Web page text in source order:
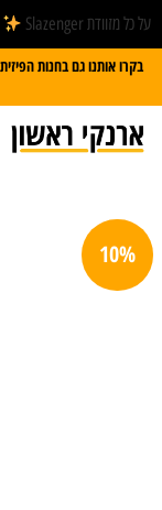
על כל מזוודת Slazenger
10%